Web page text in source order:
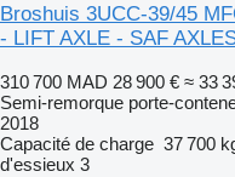
Broshuis 3UCC-39/45
- LIFT AXLE - SAF
310 700 MAD 28 900 € ≈ 33
Semi-remorque porte-
2018
Capacité de charge 37 700
d'essieux 3